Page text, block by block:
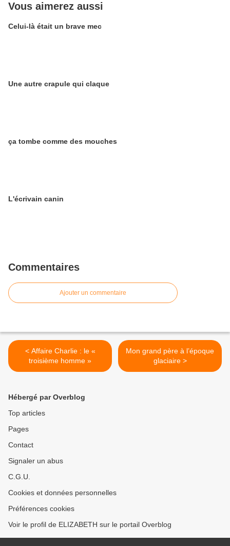
Vous aimerez aussi
Celui-là était un brave mec
Une autre crapule qui claque
ça tombe comme des mouches
L'écrivain canin
Commentaires
Ajouter un commentaire
< Affaire Charlie : le «
troisième homme »
Mon grand père à l’époque
glaciaire >
Hébergé par Overblog
Top articles
Pages
Contact
Signaler un abus
C.G.U.
Cookies et données personnelles
Préférences cookies
Voir le profil de ELIZABETH sur le portail Overblog